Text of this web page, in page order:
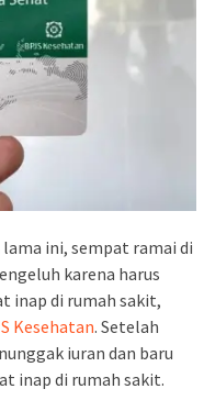
lama ini, sempat ramai di
karena harus
inap di rumah sakit,
Kesehatan. Setelah
iuran dan baru
inap di rumah sakit.